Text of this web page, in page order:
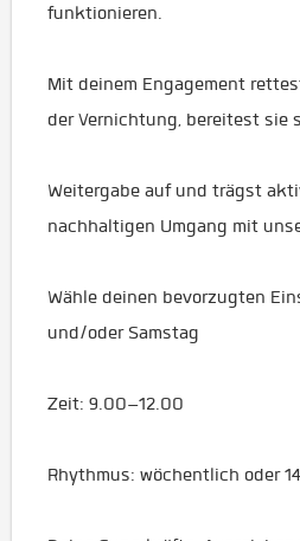
funktionieren.
Mit deinem Engagement
der Vernichtung, bereitest sie
Weitergabe auf und trägst
nachhaltigen Umgang mit
Wähle deinen bevorzugten
und/oder Samstag
Zeit: 9.00–12.00
Rhythmus: wöchentlich oder